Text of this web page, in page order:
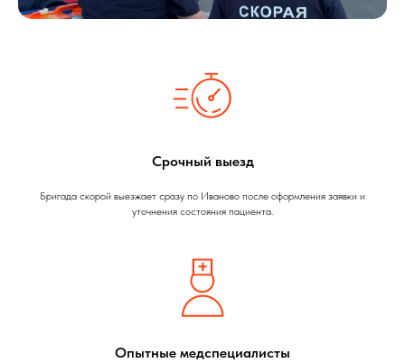
Срочный выезд
Бригада скорой выезжает сразу по Иваново после оформления заявки и
уточнения состояния пациента.
Опытные медспециалисты